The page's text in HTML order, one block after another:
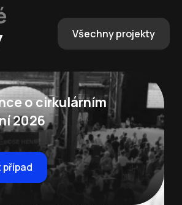
Všechny projekty
o cirkulárním
2026